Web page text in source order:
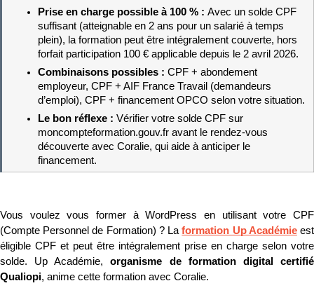
Prise en charge possible à 100 % : Avec un solde CPF
suffisant (atteignable en 2 ans pour un salarié à temps
plein), la formation peut être intégralement couverte, hors
forfait participation 100 € applicable depuis le 2 avril 2026.
Combinaisons possibles : CPF + abondement
employeur, CPF + AIF France Travail (demandeurs
d’emploi), CPF + financement OPCO selon votre situation.
Le bon réflexe : Vérifier votre solde CPF sur
moncompteformation.gouv.fr avant le rendez-vous
découverte avec Coralie, qui aide à anticiper le
financement.
Vous voulez vous former à WordPress en utilisant votre CPF
(Compte Personnel de Formation) ? La formation Up Académie est
éligible CPF et peut être intégralement prise en charge selon votre
solde. Up Académie, organisme de formation digital certifié
Qualiopi, anime cette formation avec Coralie.